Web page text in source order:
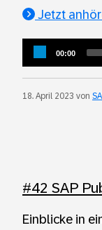
Jetzt
Audio
Player
Current
00:00
18. April 2023 von
#42 SAP
Einblicke in